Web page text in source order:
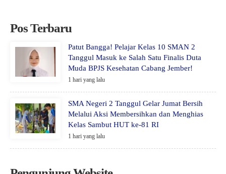
Pos Terbaru
Patut Bangga! Pelajar Kelas 10 SMAN 2
Tanggul Masuk ke Salah Satu Finalis Duta
Muda BPJS Kesehatan Cabang Jember!
1 hari yang lalu
SMA Negeri 2 Tanggul Gelar Jumat Bersih
Melalui Aksi Membersihkan dan Menghias
Kelas Sambut HUT ke-81 RI
1 hari yang lalu